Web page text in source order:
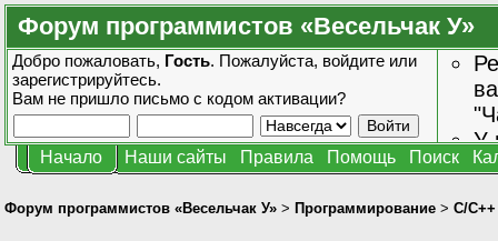
Форум программистов «Весельчак У»
Добро пожаловать, Гость. Пожалуйста, войдите или
зарегистрируйтесь.
Вам не пришло письмо с кодом активации?
У
Начало Наши сайты Правила Помощь Поиск
Форум программистов «Весельчак У» > Программирование > C/C++